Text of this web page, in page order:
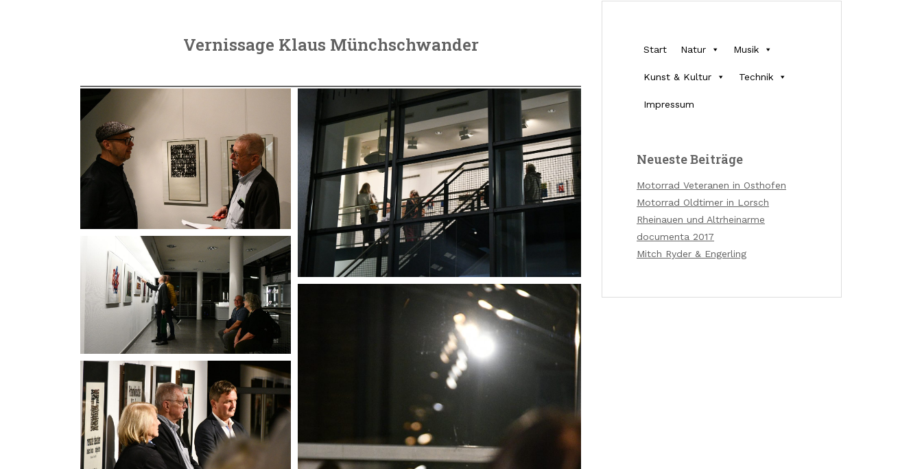
Vernissage Klaus Münchschwander Start Natur Musik
Kunst & Kultur Technik
Impressum
Neueste Beiträge
Motorrad Veteranen in Osthofen
Motorrad Oldtimer in Lorsch
Rheinauen und Altrheinarme
documenta 2017
Mitch Ryder & Engerling